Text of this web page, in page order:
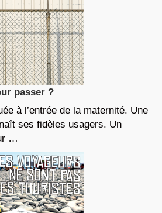
passer ?
à l’entrée de la maternité. Une
ses fidèles usagers. Un
…